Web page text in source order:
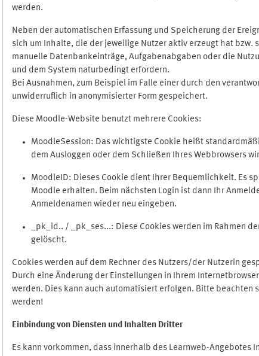
werden.
Neben der automatischen Erfassung und Speicherung der
sich um Inhalte, die der jeweilige Nutzer aktiv erzeugt hat
manuelle Datenbankeinträge, Aufgabenabgaben oder die
und dem System naturbedingt erfordern.
Bei Ausnahmen, zum Beispiel im Falle einer durch den
unwiderruflich in anonymisierter Form gespeichert.
Diese Moodle-Website benutzt mehrere Cookies:
MoodleSession: Das wichtigste Cookie heißt
dem Ausloggen oder dem Schließen Ihres Webbrowsers
MoodleID: Dieses Cookie dient Ihrer Bequemlichkeit. Es
Moodle erhalten. Beim nächsten Login ist dann Ihr
Anmeldenamen wieder neu eingeben.
_pk_id.. / _pk_ses...: Diese Cookies werden im Rahmen
gelöscht.
Cookies werden auf dem Rechner des Nutzers/der Nutzerin
Durch eine Änderung der Einstellungen in Ihrem
werden. Dies kann auch automatisiert erfolgen. Bitte
werden!
Einbindung von Diensten und Inhalten Dritter
Es kann vorkommen, dass innerhalb des Learnweb-Angebotes